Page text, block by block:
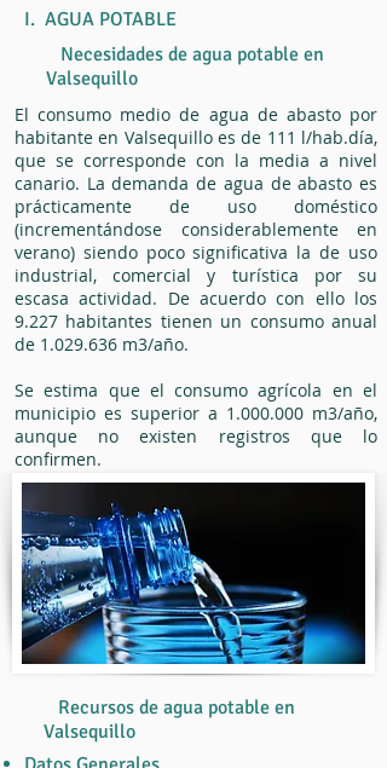
El consumo medio de agua de abasto por
habitante en Valsequillo es de 111 l/hab.día,
que se corresponde con la media a nivel
canario. La demanda de agua de abasto es
prácticamente de uso doméstico
(incrementándose considerablemente en
verano) siendo poco significativa la de uso
industrial, comercial y turística por su
escasa actividad. De acuerdo con ello los
9.227 habitantes tienen un consumo anual
de 1.029.636 m3/año.
Se estima que el consumo agrícola en el
municipio es superior a 1.000.000 m3/año,
aunque no existen registros que lo
confirmen.
Necesidades de agua potable en
Valsequillo
Recursos de agua potable en
Valsequillo
I. AGUA POTABLE